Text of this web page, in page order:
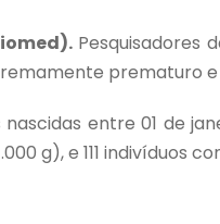
Pesquisadores
prematuro
entre 01 de
g), e 111 indivíduos